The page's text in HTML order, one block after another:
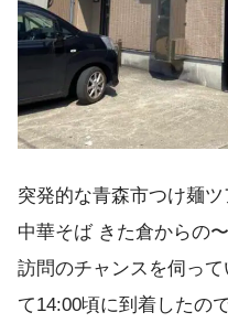
突発的な青森市つけ麺
中華そば きた倉からの
訪問のチャンスを伺っ
て14:00頃に到着したの